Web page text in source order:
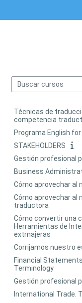
Buscar cursos
Técnicas de
competencia
Programa English
STAKEHOLDERS
Gestión profesional
Business
Cómo aprovechar al
Cómo aprovechar al
traductora
Cómo convertir una
Herramientas de
extrnajeras
Corrijamos nuestro
Financial
Terminology
Gestión profesional
International Trade.